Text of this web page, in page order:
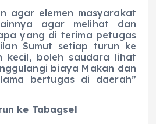
agar elemen masyarakat
agar melihat dan
yang di terima petugas
Sumut setiap turun ke
kecil, boleh saudara lihat
biaya Makan dan
bertugas di daerah”
ke Tabagsel